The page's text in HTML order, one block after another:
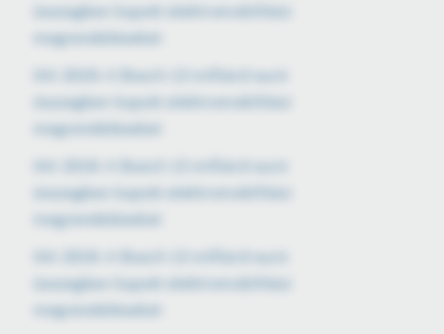
összegben kapott elektromobilitási
megrendeléseket
IAA 2019: A Bosch 13 milliárd euró
összegben kapott elektromobilitási
megrendeléseket
IAA 2019: A Bosch 13 milliárd euró
összegben kapott elektromobilitási
megrendeléseket
IAA 2019: A Bosch 13 milliárd euró
összegben kapott elektromobilitási
megrendeléseket